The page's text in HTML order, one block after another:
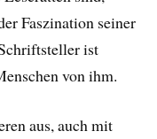
Faszination seiner
ist
von ihm.
aus, auch mit